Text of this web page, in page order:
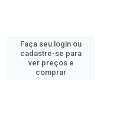
Faça seu login ou
cadastre-se para
ver preços e
comprar